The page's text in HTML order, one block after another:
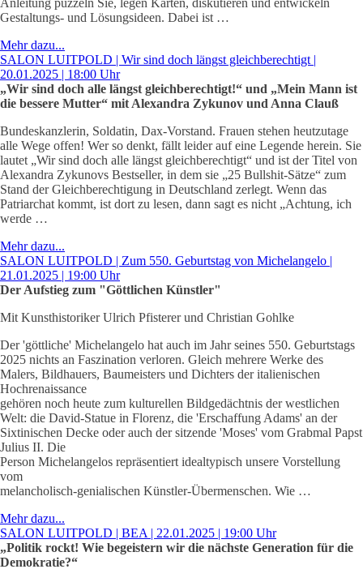
Anleitung puzzeln Sie, legen Karten, diskutieren und entwickeln
Gestaltungs- und Lösungsideen. Dabei ist …
Mehr dazu...
SALON LUITPOLD | Wir sind doch längst gleichberechtigt |
20.01.2025 | 18:00 Uhr
„Wir sind doch alle längst gleichberechtigt!“ und „Mein Mann ist
die bessere Mutter“ mit Alexandra Zykunov und Anna Clauß
Bundeskanzlerin, Soldatin, Dax-Vorstand. Frauen stehen heutzutage
alle Wege offen! Wer so denkt, fällt leider auf eine Legende herein. Sie
lautet „Wir sind doch alle längst gleichberechtigt“ und ist der Titel von
Alexandra Zykunovs Bestseller, in dem sie „25 Bullshit-Sätze“ zum
Stand der Gleichberechtigung in Deutschland zerlegt. Wenn das
Patriarchat kommt, ist dort zu lesen, dann sagt es nicht „Achtung, ich
werde …
Mehr dazu...
SALON LUITPOLD | Zum 550. Geburtstag von Michelangelo |
21.01.2025 | 19:00 Uhr
Der Aufstieg zum "Göttlichen Künstler"
Mit Kunsthistoriker Ulrich Pfisterer und Christian Gohlke
Der 'göttliche' Michelangelo hat auch im Jahr seines 550. Geburtstags
2025 nichts an Faszination verloren. Gleich mehrere Werke des
Malers, Bildhauers, Baumeisters und Dichters der italienischen
Hochrenaissance
gehören noch heute zum kulturellen Bildgedächtnis der westlichen
Welt: die David-Statue in Florenz, die 'Erschaffung Adams' an der
Sixtinischen Decke oder auch der sitzende 'Moses' vom Grabmal Papst
Julius II. Die
Person Michelangelos repräsentiert idealtypisch unsere Vorstellung
vom
melancholisch-genialischen Künstler-Übermenschen. Wie …
Mehr dazu...
SALON LUITPOLD | BEA | 22.01.2025 | 19:00 Uhr
„Politik rockt! Wie begeistern wir die nächste Generation für die
Demokratie?“